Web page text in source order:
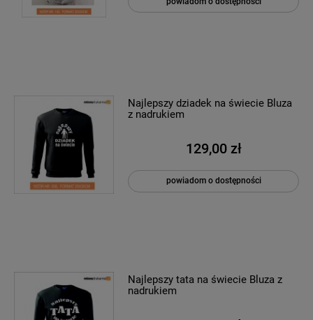
Najlepszy dziadek na świecie Bluza
z nadrukiem
129,00 zł
powiadom o dostępności
Najlepszy tata na świecie Bluza z
nadrukiem